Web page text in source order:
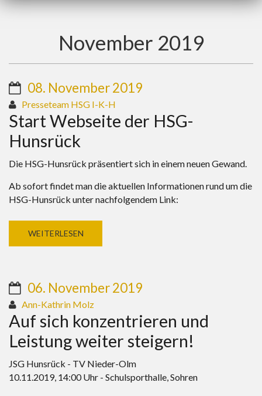
November 2019
08. November 2019
Presseteam HSG I-K-H
Start Webseite der HSG-
Hunsrück
Die HSG-Hunsrück präsentiert sich in einem neuen Gewand.
Ab sofort findet man die aktuellen Informationen rund um die
HSG-Hunsrück unter nachfolgendem Link:
WEITERLESEN
06. November 2019
Ann-Kathrin Molz
Auf sich konzentrieren und
Leistung weiter steigern!
JSG Hunsrück - TV Nieder-Olm
10.11.2019, 14:00 Uhr - Schulsporthalle, Sohren